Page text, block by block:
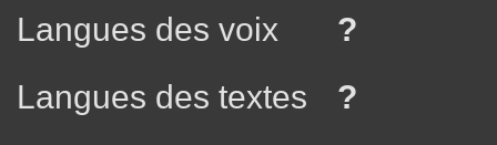
Langues des voix
?
Langues des textes
?